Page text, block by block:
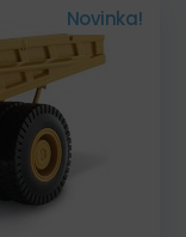
Novinka!